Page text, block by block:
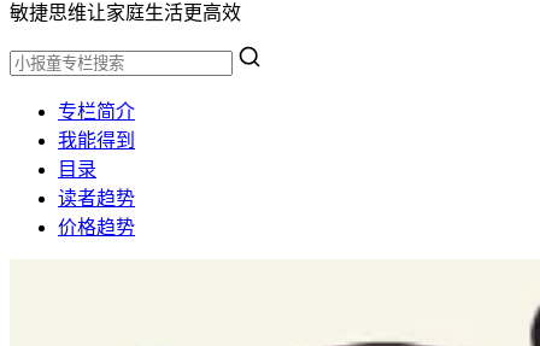
敏捷思维让家庭生活更高效
专栏简介
我能得到
目录
读者趋势
价格趋势